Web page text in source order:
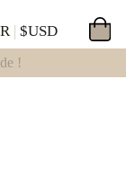
| $USD
!